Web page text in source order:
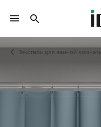
Текстиль для ванной комнаты